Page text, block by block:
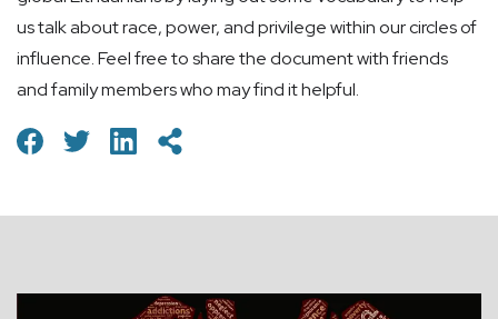
us talk about race, power, and privilege within our circles of
influence. Feel free to share the document with friends
and family members who may find it helpful.